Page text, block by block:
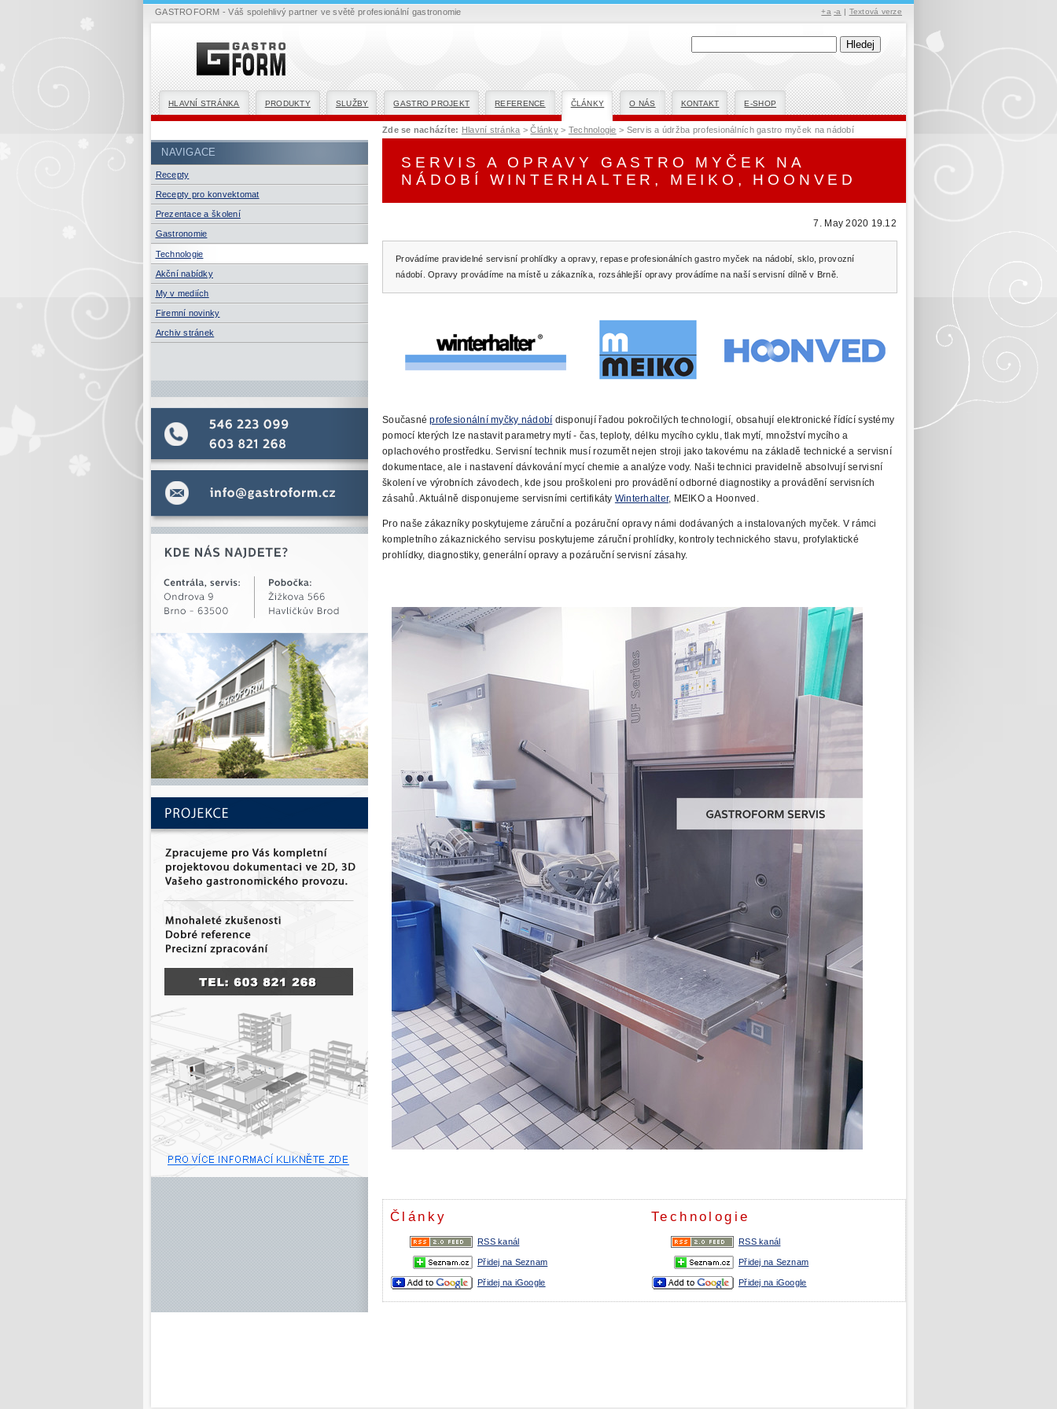
HLAVNÍ STRÁNKA PRODUKTY SLUŽBY GASTRO PROJEKT REFERENCE ČLÁNKY O NÁS KONTAKT E-SHOP
NAVIGACE
Recepty
Recepty pro konvektomat
Prezentace a školení
Gastronomie
Technologie
Akční nabídky
My v mediích
Firemní novinky
Archiv stránek
Zde se nacházíte: Hlavní stránka >Články> Technologie > Servis a údržba profesionálních gastro myček na nádobí
SERVIS A OPRAVY GASTRO MYČEK NA
NÁDOBÍ WINTERHALTER, MEIKO, HOONVED
7. May 2020 19.12
Provádíme pravidelné servisní prohlídky a opravy, repase profesionálních gastro myček na nádobí, sklo, provozní
nádobí. Opravy provádíme na místě u zákazníka, rozsáhlejší opravy provádíme na naší servisní dílně v Brně.
Současnéprofesionální myčky nádobí disponují řadou pokročilých technologií, obsahují elektronické řídící systémy
pomocí kterých lze nastavit parametry mytí - čas, teploty, délku mycího cyklu, tlak mytí, množství mycího a
oplachového prostředku. Servisní technik musí rozumět nejen stroji jako takovému na základě technické a servisní
dokumentace, ale i nastavení dávkování mycí chemie a analýze vody. Naši technici pravidelně absolvujíservisní
školení ve výrobních závodech, kde jsou proškoleni pro provádění odborné diagnostiky a provádění servisních
zásahů. Aktuálně disponujeme servisními certifikáty Winterhalter, MEIKO a Hoonved.
Pro naše zákazníky poskytujeme záruční a pozáruční opravy námi dodávaných a instalovaných myček. V rámci
kompletního zákaznického servisu poskytujeme záruční prohlídky, kontroly technického stavu, profylaktické
prohlídky, diagnostiky, generální opravy a pozáruční servisní zásahy.
Technologie
RSS kanál
Přidej na Seznam
Přidej na iGoogle
Články
RSS kanál
Přidej na Seznam
Přidej na iGoogle
GASTROFORM - Váš spolehlivý partner ve světě profesionální gastronomie +a -a | Textová verze